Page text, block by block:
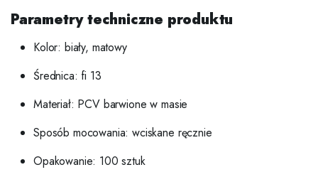
Parametry techniczne produktu
Kolor: biały, matowy
Średnica: fi 13
Materiał: PCV barwione w masie
Sposób mocowania: wciskane ręcznie
Opakowanie: 100 sztuk